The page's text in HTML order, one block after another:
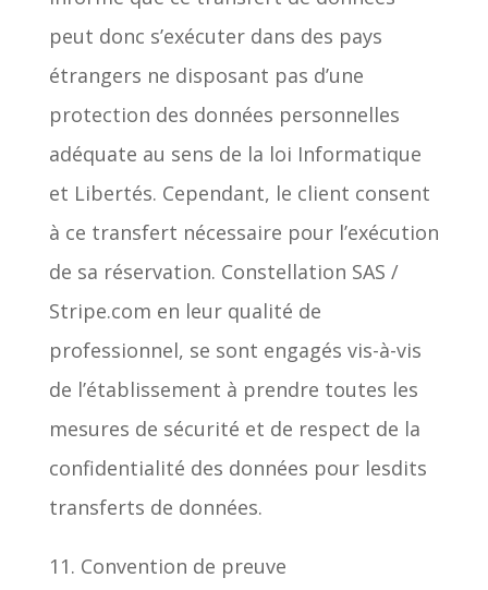
peut donc s’exécuter dans des pays
étrangers ne disposant pas d’une
protection des données personnelles
adéquate au sens de la loi Informatique
et Libertés. Cependant, le client consent
à ce transfert nécessaire pour l’exécution
de sa réservation. Constellation SAS /
Stripe.com en leur qualité de
professionnel, se sont engagés vis-à-vis
de l’établissement à prendre toutes les
mesures de sécurité et de respect de la
confidentialité des données pour lesdits
transferts de données.
11. Convention de preuve